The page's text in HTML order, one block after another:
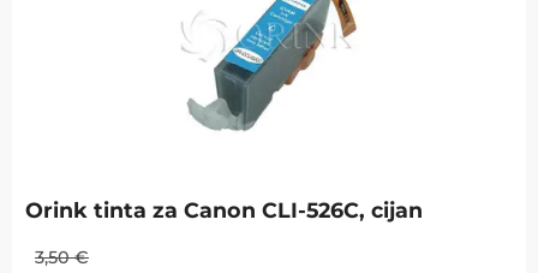
Orink tinta za Canon CLI-526C, cijan
3,50 €